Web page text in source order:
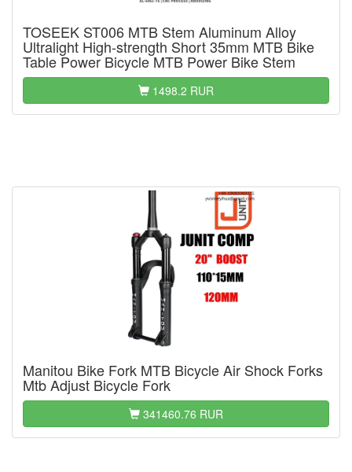
TOSEEK ST006 MTB Stem Aluminum Alloy
Ultralight High-strength Short 35mm MTB Bike
Table Power Bicycle MTB Power Bike Stem
1498.2 RUR
Manitou Bike Fork MTB Bicycle Air Shock Forks
Mtb Adjust Bicycle Fork
341460.76 RUR